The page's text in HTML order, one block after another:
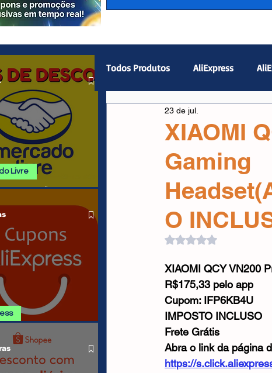
PROMOÇÕES
Livre
Todos Produtos AliExpress
Magazine Luiza
Gamepad Smartphones
XIAOMI
Gaming
O
23 de jul.
Avaliado com NaN de
XIAOMI QCY VN200
R$175,33 pelo app
Cupom: IFP6KB4U
IMPOSTO INCLUSO
Frete Grátis
Abra o link da página
https://